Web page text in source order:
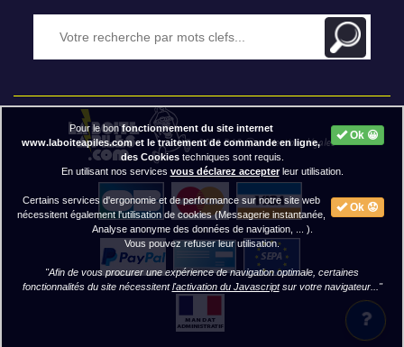
2020 BAP ⓒ - Mentions légales
Ok 😀
Pour le bonfonctionnement du site internet
www.laboiteapiles.com et le traitement de commande en ligne,
des Cookiestechniques sont requis.
En utilisant nos services vous déclarez accepterleur utilisation.
Ok 😟
Certains services d'ergonomie et de performance sur notre site web
nécessitent également l'utilisation de cookies (Messagerie instantanée,
Analyse anonyme des données de navigation, ... ).
Vous pouvez refuser leur utilisation.
"Afin de vous procurer une expérience de navigation optimale, certaines
fonctionnalités du site nécessitentl'activation du Javascriptsur votre navigateur..."